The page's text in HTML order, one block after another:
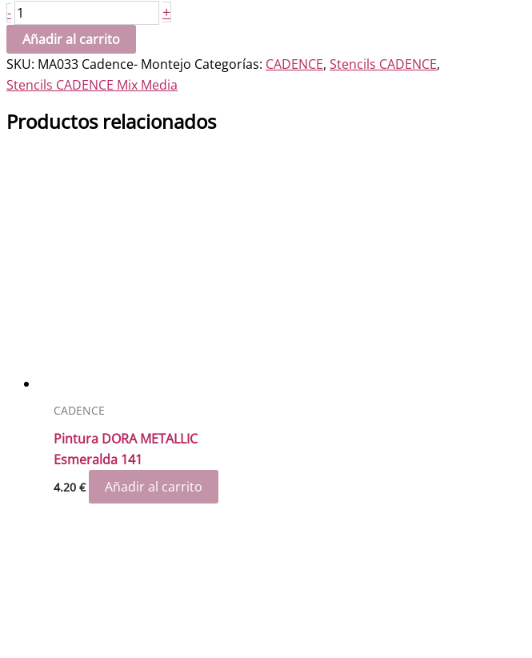
- Stencil
Mix
Media
OP
ART
2
+
Añadir al carrito
SKU: MA033 Cadence- Montejo Categorías: CADENCE, Stencils CADENCE,
Stencils CADENCE Mix Media
Productos relacionados
CADENCE
Pintura DORA METALLIC
Esmeralda 141
4.20€ Añadir al carrito